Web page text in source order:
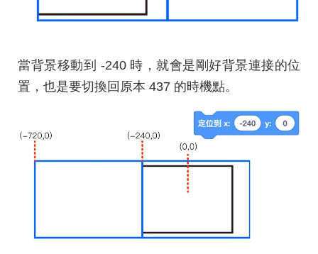
當背景移動到 -240 時，就會是剛好背景連接的位
置，也是要切換回原本 437 的時機點。